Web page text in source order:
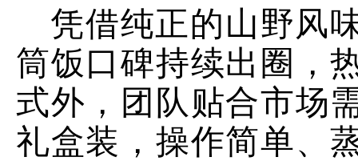
凭借纯正的山野风
筒饭口碑持续出圈，
式外，团队贴合市场
礼盒装，操作简单、